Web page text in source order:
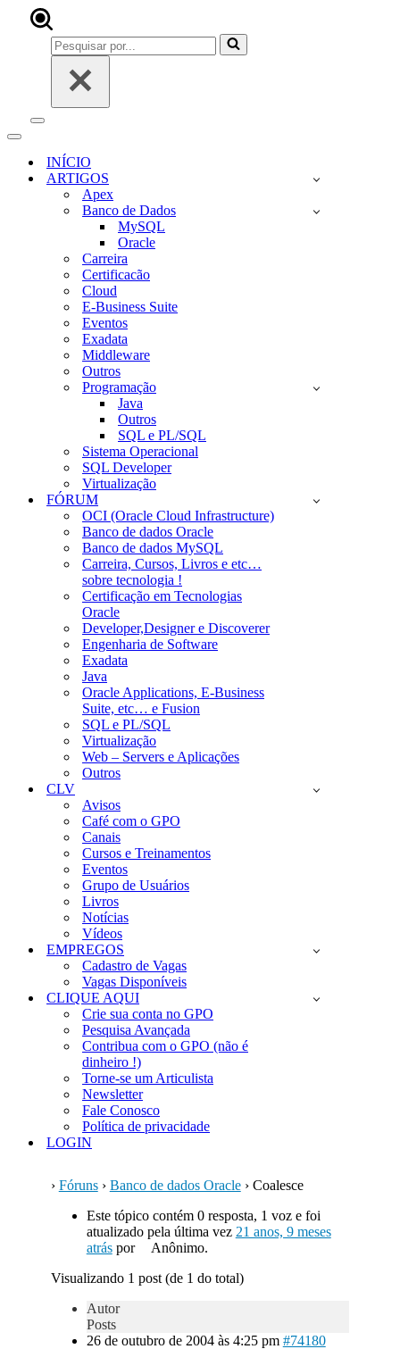
Pesquisar
por...
Menu
navegação
Menu
navegaçãoINÍCIO
ARTIGOS
Apex
Banco de Dados
MySQL
Oracle
Carreira
Certificacão
Cloud
E-Business Suite
Eventos
Exadata
Middleware
Outros
Programação
Java
Outros
SQL e PL/SQL
Sistema Operacional
SQL Developer
Virtualização
FÓRUM
OCI (Oracle Cloud Infrastructure)
Banco de dados Oracle
Banco de dados MySQL
Carreira, Cursos, Livros e etc…
sobre tecnologia !
Certificação em Tecnologias
Oracle
Developer,Designer e Discoverer
Engenharia de Software
Exadata
Java
Oracle Applications, E-Business
Suite, etc… e Fusion
SQL e PL/SQL
Virtualização
Web – Servers e Aplicações
Outros
CLV
Avisos
Café com o GPO
Canais
Cursos e Treinamentos
Eventos
Grupo de Usuários
Livros
Notícias
Vídeos
EMPREGOS
Cadastro de Vagas
Vagas Disponíveis
CLIQUE AQUI
Crie sua conta no GPO
Pesquisa Avançada
Contribua com o GPO (não é
dinheiro !)
Torne-se um Articulista
Newsletter
Fale Conosco
Política de privacidade
LOGIN
› Fóruns › Banco de dados Oracle › Coalesce
Este tópico contém 0 resposta, 1 voz e foi
atualizado pela última vez 21 anos, 9 meses
atráspor
Anônimo.
Visualizando 1 post (de 1 do total)
Autor
Posts
26 de outubro de 2004 às 4:25 pm #74180